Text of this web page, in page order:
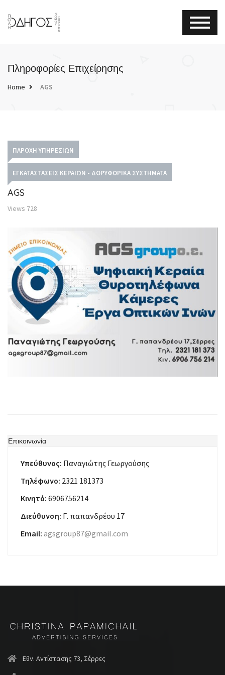
Πληροφορίες Επιχείρησης
Home AGS
ΠΑΡΟΧΉ ΥΠΗΡΕΣΙΏΝ
ΕΓΚΑΤΑΣΤΆΣΕΙΣ ΚΕΡΑΙΏΝ - ΔΟΡΥΦΟΡΙΚΆ ΣΥΣΤΉΜΑΤΑ
AGS
Views 728
Επικοινωνία
Υπεύθυνος: Παναγιώτης Γεωργούσης
Τηλέφωνο: 2321 181373
Κινητό: 6906756214
Διεύθυνση: Γ. παπανδρέου 17
Email: agsgroup87@gmail.com
Εθν. Αντίστασης 73, Σέρρες